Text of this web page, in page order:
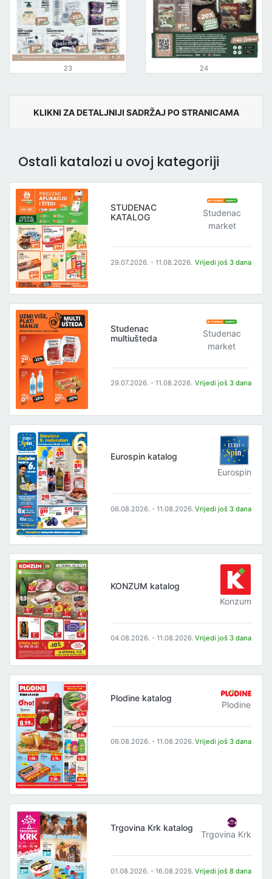
23 24
KLIKNI ZA DETALJNIJI SADRŽAJ PO STRANICAMA
Ostali katalozi u ovoj kategoriji
STUDENAC
KATALOG
Studenac
market
29.07.2026. - 11.08.2026. Vrijedi još 3 dana
Studenac
multiušteda
Studenac
market
29.07.2026. - 11.08.2026. Vrijedi još 3 dana
Eurospin katalog
Eurospin
06.08.2026. - 11.08.2026. Vrijedi još 3 dana
KONZUM katalog
Konzum
04.08.2026. - 11.08.2026. Vrijedi još 3 dana
Plodine katalog
Plodine
06.08.2026. - 11.08.2026. Vrijedi još 3 dana
Trgovina Krk katalog
Trgovina Krk
01.08.2026. - 16.08.2026. Vrijedi još 8 dana